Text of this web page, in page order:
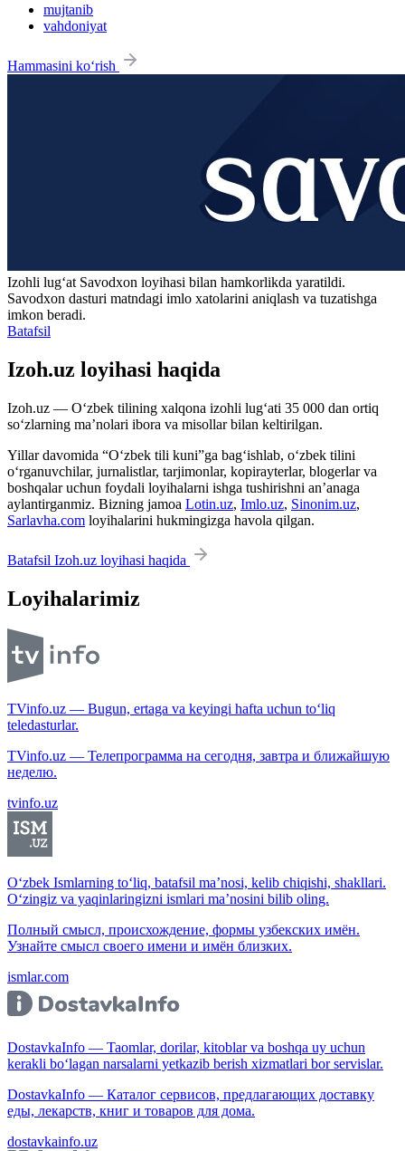
mujtanib
vahdoniyat
Hammasini ko‘rish
Izohli lugʻat Savodxon loyihasi bilan hamkorlikda yaratildi.
Savodxon dasturi matndagi imlo xatolarini aniqlash va tuzatishga
imkon beradi.
Batafsil
Izoh.uz loyihasi haqida
Izoh.uz — O‘zbek tilining xalqona izohli lug‘ati 35 000 dan ortiq
so‘zlarning ma’nolari ibora va misollar bilan keltirilgan.
Yillar davomida “O‘zbek tili kuni”ga bag‘ishlab, o‘zbek tilini
o‘rganuvchilar, jurnalistlar, tarjimonlar, kopirayterlar, blogerlar va
boshqalar uchun foydali loyihalarni ishga tushirishni an’anaga
aylantirganmiz. Bizning jamoa Lotin.uz, Imlo.uz, Sinonim.uz,
Sarlavha.com loyihalarini hukmingizga havola qilgan.
Batafsil Izoh.uz loyihasi haqida
Loyihalarimiz
TVinfo.uz — Bugun, ertaga va keyingi hafta uchun to‘liq
teledasturlar.
TVinfo.uz — Телепрограмма на сегодня, завтра и ближайшую
неделю.
tvinfo.uz
O‘zbek Ismlarning to‘liq, batafsil ma’nosi, kelib chiqishi, shakllari.
O‘zingiz va yaqinlaringizni ismlari ma’nosini bilib oling.
Полный смысл, происхождение, формы узбекских имён.
Узнайте смысл своего имени и имён близких.
ismlar.com
DostavkaInfo — Taomlar, dorilar, kitoblar va boshqa uy uchun
kerakli bo‘lagan narsalarni yetkazib berish xizmatlari bor servislar.
DostavkaInfo — Каталог сервисов, предлагающих доставку
еды, лекарств, книг и товаров для дома.
dostavkainfo.uz